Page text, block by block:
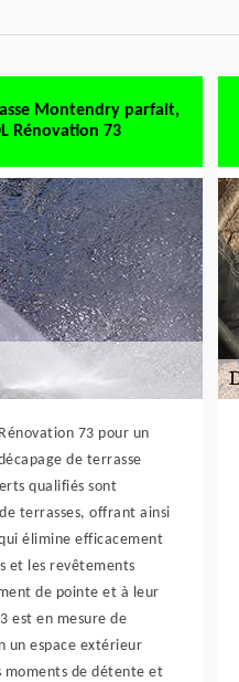
Montendry parfait,
Rénovation 73
73 pour un
de terrasse
qualifiés sont
terrasses, offrant ainsi
élimine efficacement
et les revêtements
de pointe et à leur
est en mesure de
un espace extérieur
de détente et